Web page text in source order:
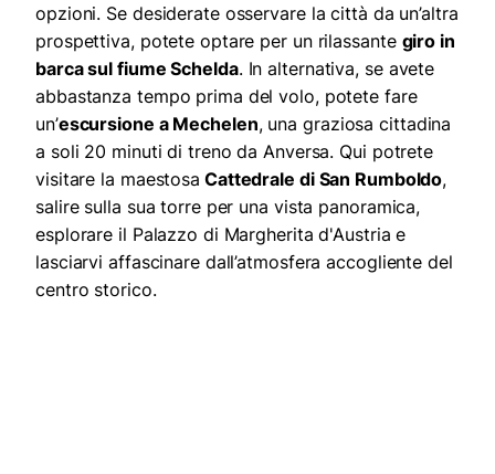
opzioni. Se desiderate osservare la città da un’altra
prospettiva, potete optare per un rilassante giro in
barca sul fiume Schelda. In alternativa, se avete
abbastanza tempo prima del volo, potete fare
un’escursione a Mechelen, una graziosa cittadina
a soli 20 minuti di treno da Anversa. Qui potrete
visitare la maestosa Cattedrale di San Rumboldo,
salire sulla sua torre per una vista panoramica,
esplorare il Palazzo di Margherita d'Austria e
lasciarvi affascinare dall’atmosfera accogliente del
centro storico.